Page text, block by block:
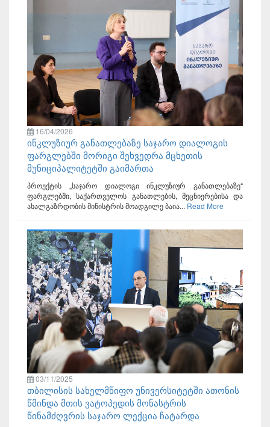
16/04/2026
ინკლუზიურ განათლებაზე საჯარო დიალოგის
ფარგლებში მორიგი შეხვედრა მცხეთის
მუნიციპალიტეტში გაიმართა
პროექტის „საჯარო დიალოგი ინკლუზიურ განათლებაზე“
ფარგლებში, საქართველოს განათლების, მეცნიერებისა და
ახალგაზრდობის მინისტრის მოადგილე ბაია... Read More
03/11/2025
თბილისის სახელმწიფო უნივერსიტეტში ათონის
წმინდა მთის ვატოპედის მონასტრის
წინამძღვრის საჯარო ლექცია ჩატარდა